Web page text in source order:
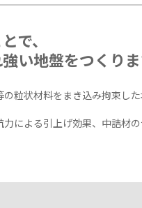
で、
い地盤をつくり
粒状材料をまき込み拘束した
による引上げ効果、中詰材